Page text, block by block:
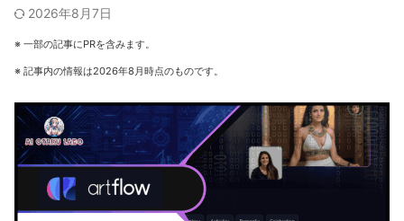
2026年8月7日
※ 一部の記事にPRを含みます。
※ 記事内の情報は2026年8月時点のものです。